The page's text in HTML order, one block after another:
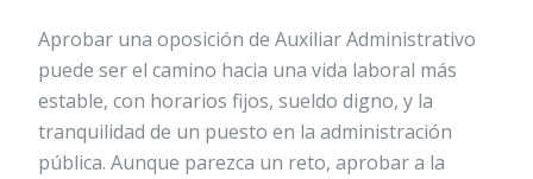
Aprobar una oposición de Auxiliar Administrativo
puede ser el camino hacia una vida laboral más
estable, con horarios fijos, sueldo digno, y la
tranquilidad de un puesto en la administración
pública. Aunque parezca un reto, aprobar a la